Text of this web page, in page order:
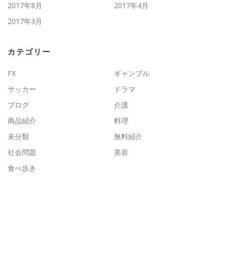
2017年8月
2017年4月
2017年3月
カテゴリー
FX
ギャンブル
サッカー
ドラマ
ブログ
介護
商品紹介
料理
未分類
無料紹介
社会問題
美容
食べ歩き